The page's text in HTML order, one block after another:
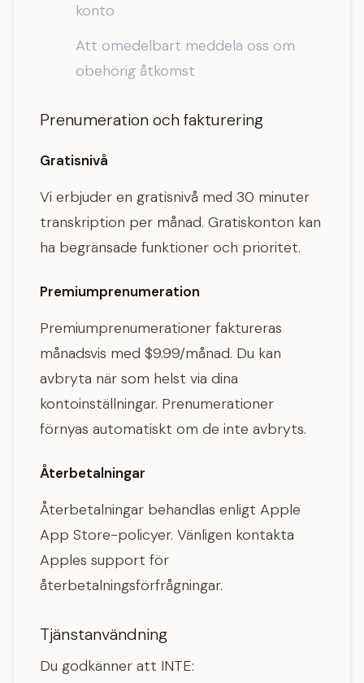
konto
Att omedelbart meddela oss om
obehörig åtkomst
Prenumeration och fakturering
Gratisnivå
Vi erbjuder en gratisnivå med 30 minuter
transkription per månad. Gratiskonton kan
ha begränsade funktioner och prioritet.
Premiumprenumeration
Premiumprenumerationer faktureras
månadsvis med $9.99/månad. Du kan
avbryta när som helst via dina
kontoinställningar. Prenumerationer
förnyas automatiskt om de inte avbryts.
Återbetalningar
Återbetalningar behandlas enligt Apple
App Store-policyer. Vänligen kontakta
Apples support för
återbetalningsförfrågningar.
Tjänstanvändning
Du godkänner att INTE: